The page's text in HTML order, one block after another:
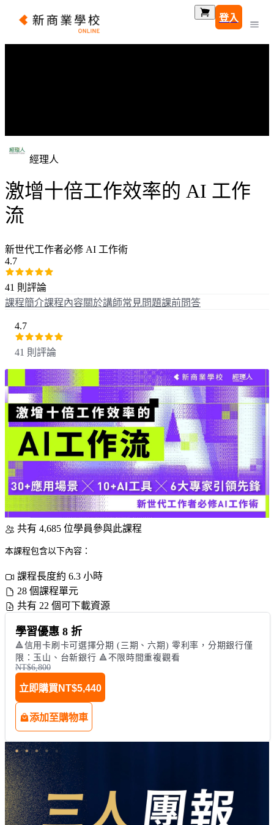
登入
經理人
激增十倍工作效率的 AI 工作
流
新世代工作者必修 AI 工作術
4.7
41 則評論
課程簡介課程內容關於講師常見問題課前問答
4.7
41 則評論
共有 4,685 位學員參與此課程
本課程包含以下內容：
課程長度約 6.3 小時
28 個課程單元
共有 22 個可下載資源
學習優惠 8 折
🔺信用卡刷卡可選擇分期 (三期、六期) 零利率，分期銀行僅
限：玉山、台新銀行 🔺不限時間重複觀看
NT$6,800
立即購買 NT$5,440
添加至購物車